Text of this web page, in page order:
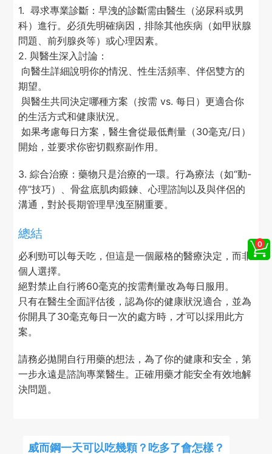
1. 尋求專業診斷：早洩的診斷需由醫生（泌尿科或男
科）進行。必須先明確病因，排除其他疾病（如甲狀腺
問題、前列腺炎等）或心理因素。
2. 與醫生深入討論：
向醫生詳細說明你的情況、性生活頻率、伴侶雙方的
期望。
與醫生共同決定哪種方案（按需 vs. 每日）更適合你
的生活方式和健康狀況。
如果考慮每日方案，醫生會從最低劑量（30毫克/日）
開始，並要求你密切觀察副作用。
3. 綜合治療：藥物只是治療的一環。行為療法（如“動-
停”技巧）、骨盆底肌肉鍛鍊、心理諮詢以及與伴侶的
溝通，對於長期管理早洩至關重要。
總結
必利勁可以每天吃，但這是一個嚴格的醫療決定，而非
個人選擇。
絕對禁止自行將60毫克的按需劑量改為每日服用。
只有在醫生全面評估後，認為你的健康狀況適合，並為
你開具了30毫克每日一次的處方時，才可以採用此方
案。
請務必拋開自行用藥的想法，為了你的健康和安全，第
一步永遠是諮詢專業醫生。正確用藥才能安全有效地解
決問題。
威而鋼一天可以吃幾顆？吃多了會怎樣？